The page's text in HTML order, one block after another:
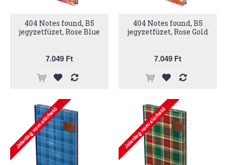
404 Notes found, B5
jegyzetfüzet, Rose Blue
7.049 Ft
404 Notes found, B5
jegyzetfüzet, Rose Gold
7.049 Ft